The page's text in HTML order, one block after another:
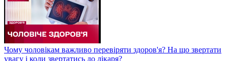
Чому чоловікам важливо перевіряти здоров'я? На що звертати
увагу і коли звертатись до лікаря?